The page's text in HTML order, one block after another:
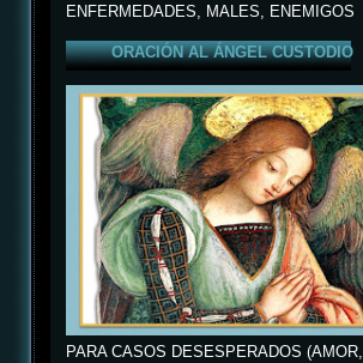
ENFERMEDADES, MALES, ENEMIGOS
ORACIÓN AL ÁNGEL CUSTODIO
PARA CASOS DESESPERADOS (AMOR,